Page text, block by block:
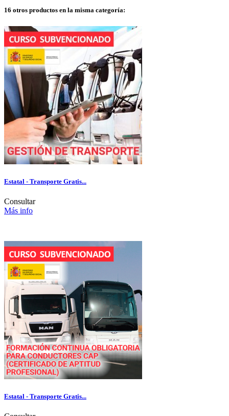
16 otros productos en la misma categoría:
Estatal - Transporte Gratis...
Consultar
Más info
Estatal - Transporte Gratis...